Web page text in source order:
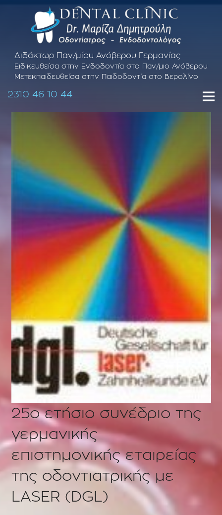
Διδάκτωρ Παν/μίου Ανόβερου Γερμανίας
Ειδικευθείσα στην Ενδοδοντία στο Παν/μιο Ανόβερου
Μετεκπαιδευθείσα στην Παιδοδοντία στο Βερολίνο
2310 46 10 44
25ο ετήσιο συνέδριο της
γερμανικής
επιστημονικής εταιρείας
της οδοντιατρικής με
LASER (DGL)